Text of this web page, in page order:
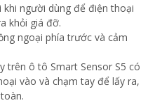
người dùng để điện thoại
khỏi giá đỡ.
ngoại phía trước và cảm
trên ô tô Smart Sensor S5 có
vào và chạm tay để lấy ra,